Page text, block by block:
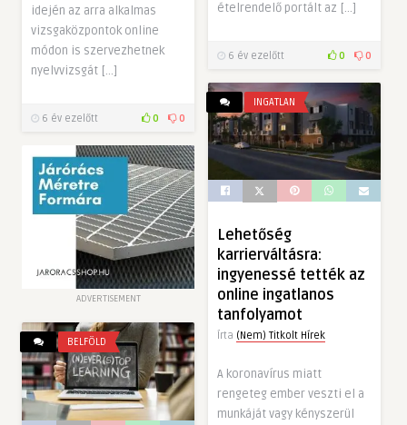
ételrendelő portált az […]
6 év ezelőtt 0 0
idején az arra alkalmas
vizsgaközpontok online
módon is szervezhetnek
nyelvvizsgát […]
6 év ezelőtt 0 0
INGATLAN
Lehetőség
karrierváltásra:
ingyenessé tették az
online ingatlanos
tanfolyamot
Írta (Nem) Titkolt Hírek
A koronavírus miatt
rengeteg ember veszti el a
munkáját vagy kényszerül
ADVERTISEMENT
BELFÖLD